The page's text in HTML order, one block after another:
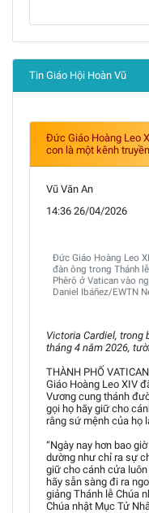
Tin Giáo Hội Hoàn Vũ
Đức Giáo Hoàng Leo
con là một kênh
Vũ Văn An
14:36 26/04/2026
Đức Giáo Hoàng Leo
đàn ông trong Thánh
Phêrô ở Vatican vào
Daniel Ibáñez/EWTN
Victoria Cardiel, trong
tháng 4 năm 2026,
THÀNH PHỐ
Giáo Hoàng Leo XIV
Vương cung thánh
gọi họ hãy giữ cho
rằng sứ mệnh của họ
“Ngày nay hơn bao
dường như chỉ ra sự
giữ cho cánh cửa
hãy sẵn sàng đi ra
giảng Thánh lễ Chúa
Chúa nhật Mục Tử